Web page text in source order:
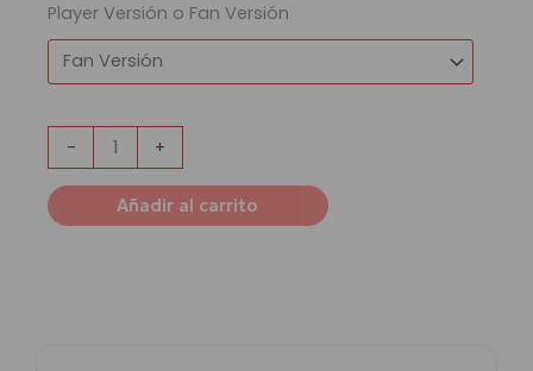
Player Versión o Fan Versión
- +
Añadir al carrito